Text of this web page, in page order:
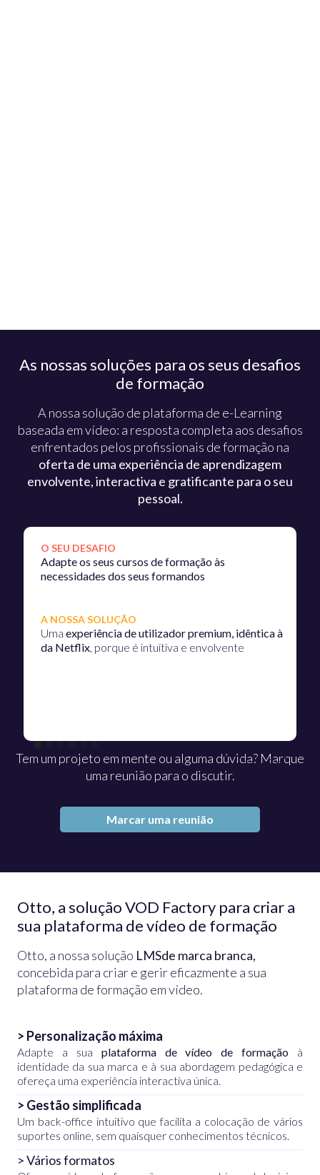
As nossas soluções para os seus desafios
de formação
A nossa solução de plataforma de e-Learning
baseada em vídeo: a resposta completa aos desafios
enfrentados pelos profissionais de formação na
oferta de uma experiência de aprendizagem
envolvente, interactiva e gratificante para o seu
pessoal.
O SEU DESAFIO
Adapte os seus cursos de formação às
necessidades dos seus formandos
A NOSSA SOLUÇÃO
Umaexperiência de utilizador premium, idêntica à
da Netflix, porque é intuitiva e envolvente
Tem um projeto em mente ou alguma dúvida? Marque
uma reunião para o discutir.
Marcar uma reunião
Otto, a solução VOD Factory para criar a
sua plataforma de vídeo de formação
Otto, a nossa solução LMSde marca branca,
concebida para criar e gerir eficazmente a sua
plataforma de formação em vídeo.
> Personalização máxima
Adapte a sua plataforma de vídeo de formação à
identidade da sua marca e à sua abordagem pedagógica e
ofereça uma experiência interactiva única.
> Gestão simplificada
Um back-office intuitivo que facilita a colocação de vários
suportes online, sem quaisquer conhecimentos técnicos.
> Vários formatos